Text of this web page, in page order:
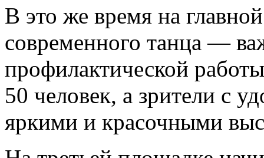
В это же время на
современного танца —
профилактической
50 человек, а зрители с
яркими и красочными